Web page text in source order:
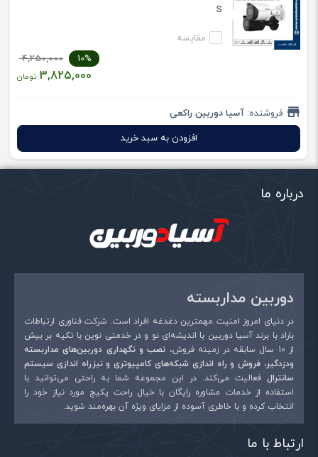
S
مقایسه
10%
4,250,000
3,825,000 تومان
فروشنده: آسیا دوربین راکعی
افزودن به سبد خرید
درباره ما
دوربین مداربسته
در دنیای امروز امنیت مهمترین دغدغه افراد است. شرکت فناوری ارتباطات
باراد با برند آسیا دوربین با اندیشه‌ای نو و در خدمتی نوین با تکیه بر بیش
از 10 سال سابقه در زمینه فروش،
نصب و نگهداری دوربین‌های مداربسته
ودزدگیر، فروش و راه اندازی شبکه‌های کامپیوتری و نیزراه اندازی سیستم
سانترال فعالیت می‌کند. در این مجموعه شما به راحتی می‌توانید با
استفاده از خدمات مشاوره رایگان با خیال راحت پکیج مورد نیاز خود را
انتخاب کرده و با خاطری آسوده از مزایای ویژه آن بهره‌مند شوید.
ارتباط با ما